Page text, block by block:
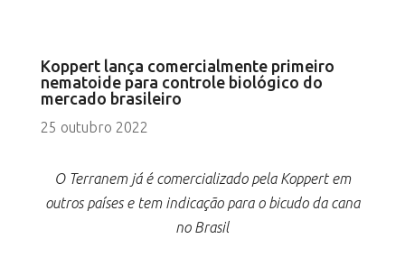
Koppert lança comercialmente primeiro
nematoide para controle biológico do
mercado brasileiro
25 outubro 2022
O Terranem já é comercializado pela Koppert em
outros países e tem indicação para o bicudo da cana
no Brasil